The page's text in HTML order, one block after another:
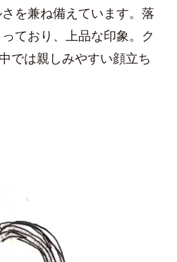
を兼ね備えています。落
ており、上品な印象。ク
では親しみやすい顔立ち